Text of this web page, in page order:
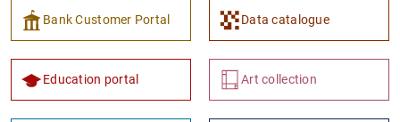
Bank Customer Portal Data catalogue
Education portal Art collection